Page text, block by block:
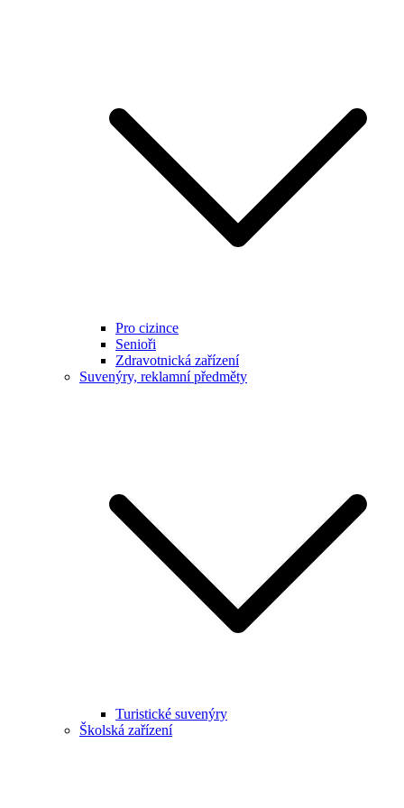
Pro cizince
Senioři
Zdravotnická zařízení
Suvenýry, reklamní předměty
Turistické suvenýry
Školská zařízení